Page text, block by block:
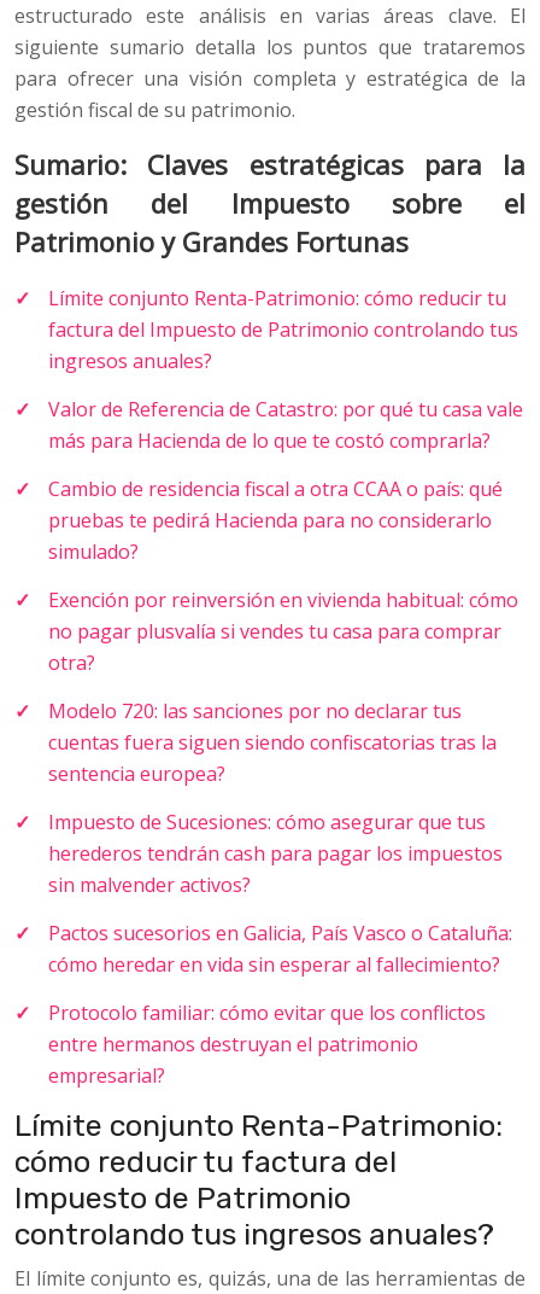
estructurado este análisis en varias áreas clave. El
siguiente sumario detalla los puntos que trataremos
para ofrecer una visión completa y estratégica de la
gestión fiscal de su patrimonio.
Sumario: Claves estratégicas para la
gestión del Impuesto sobre el
Patrimonio y Grandes Fortunas
Límite conjunto Renta-Patrimonio: cómo reducir tu
factura del Impuesto de Patrimonio controlando tus
ingresos anuales?
Valor de Referencia de Catastro: por qué tu casa vale
más para Hacienda de lo que te costó comprarla?
Cambio de residencia fiscal a otra CCAA o país: qué
pruebas te pedirá Hacienda para no considerarlo
simulado?
Exención por reinversión en vivienda habitual: cómo
no pagar plusvalía si vendes tu casa para comprar
otra?
Modelo 720: las sanciones por no declarar tus
cuentas fuera siguen siendo confiscatorias tras la
sentencia europea?
Impuesto de Sucesiones: cómo asegurar que tus
herederos tendrán cash para pagar los impuestos
sin malvender activos?
Pactos sucesorios en Galicia, País Vasco o Cataluña:
cómo heredar en vida sin esperar al fallecimiento?
Protocolo familiar: cómo evitar que los conflictos
entre hermanos destruyan el patrimonio
empresarial?
Límite conjunto Renta-Patrimonio:
cómo reducir tu factura del
Impuesto de Patrimonio
controlando tus ingresos anuales?
El límite conjunto es, quizás, una de las herramientas de